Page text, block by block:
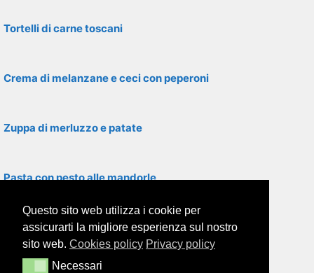
Tortelli di carne toscani
Crema di melanzane e ceci con peperoni
Zuppa di merluzzo e patate
Pasta con pesto alle mandorle
Polenta con farina di mais
Questo sito web utilizza i cookie per
assicurarti la migliore esperienza sul nostro
sito web. Cookies policy Privacy policy
NecessariNecessari